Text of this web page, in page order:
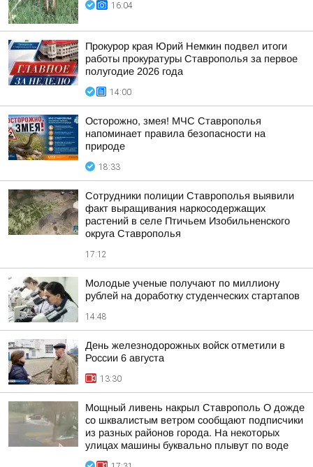
16:04
Прокурор края Юрий Немкин подвел итоги
работы прокуратуры Ставрополья за первое
полугодие 2026 года
14:00
Осторожно, змея! МЧС Ставрополья
напоминает правила безопасности на
природе
18:33
Сотрудники полиции Ставрополья выявили
факт выращивания наркосодержащих
растений в селе Птичьем Изобильненского
округа Ставрополья
17:12
Молодые ученые получают по миллиону
рублей на доработку студенческих стартапов
14:48
День железнодорожных войск отметили в
России 6 августа
13:30
Мощный ливень накрыл Ставрополь О дожде
со шквалистым ветром сообщают подписчики
из разных районов города. На некоторых
улицах машины буквально плывут по воде